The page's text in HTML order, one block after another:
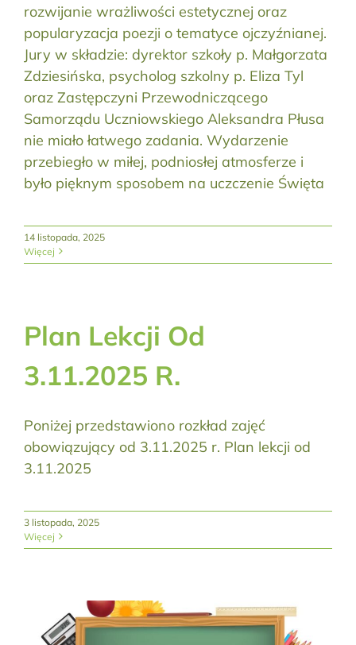
rozwijanie wrażliwości estetycznej oraz
popularyzacja poezji o tematyce ojczyźnianej.
Jury w składzie: dyrektor szkoły p. Małgorzata
Zdziesińska, psycholog szkolny p. Eliza Tyl
oraz Zastępczyni Przewodniczącego
Samorządu Uczniowskiego Aleksandra Płusa
nie miało łatwego zadania. Wydarzenie
przebiegło w miłej, podniosłej atmosferze i
było pięknym sposobem na uczczenie Święta
14 listopada, 2025
Więcej
Plan Lekcji Od
3.11.2025 R.
Poniżej przedstawiono rozkład zajęć
obowiązujący od 3.11.2025 r. Plan lekcji od
3.11.2025
3 listopada, 2025
Więcej